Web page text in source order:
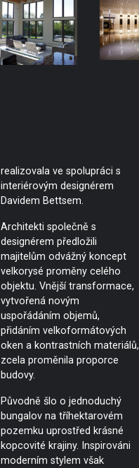
realizovala ve spolupráci s
interiérovým designérem
Davidem Bettsem.
Architekti společně s
designérem předložili
majitelům odvážný koncept
velkorysé proměny celého
objektu. Vnější transformace,
vytvořená novým
uspořádáním objemů,
přidáním velkoformátových
oken a kontrastních materiálů,
zcela proměnila proporce
budovy.
Původně šlo o jednoduchý
bungalov na tříhektarovém
pozemku uprostřed krásné
kopcovité krajiny. Inspirováni
moderním stylem však